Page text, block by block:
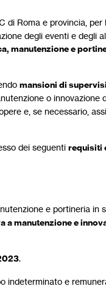
di Roma e provincia,
degli eventi e degli
manutenzione e
mansioni di
o innovazione
e, se necessario,
dei seguenti requisiti
e portineria in
a manutenzione e
.
indeterminato e